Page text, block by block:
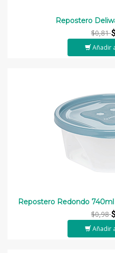
Repostero
$0,81
Añadir
Repostero Redondo 740ml
$0,98
Añadir